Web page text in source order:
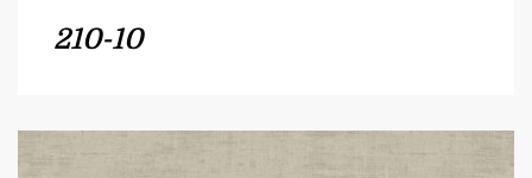
210-10